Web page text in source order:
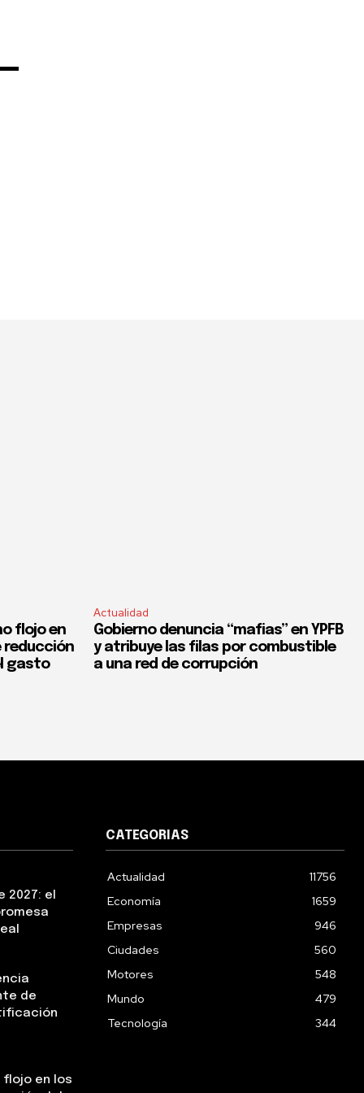
flojo en
reducción
gasto
Actualidad
Gobierno denuncia “mafias” en YPFB
y atribuye las filas por combustible
a una red de corrupción
2027: el
de
flojo en los
CATEGORIAS
Actualidad
11756
Economía
1659
Empresas
946
Ciudades
560
Motores
548
Mundo
479
Tecnología
344